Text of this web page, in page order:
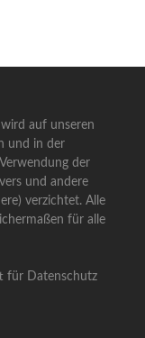
auf unseren
und in der
der
und andere
verzichtet. Alle
für alle
für Datenschutz